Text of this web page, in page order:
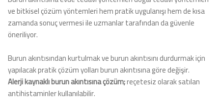
ve bitkisel çözüm yöntemleri hem pratik uygulanışı hem de kısa
zamanda sonuç vermesi ile uzmanlar tarafından da güvenle
öneriliyor.
Burun akıntısından kurtulmak ve burun akıntısını durdurmak için
yapılacak pratik çözüm yolları burun akıntısına göre değişir.
Alerji kaynaklı burun akıntısına çözüm;reçetesiz olarak satılan
antihistaminler kullanılabilir.